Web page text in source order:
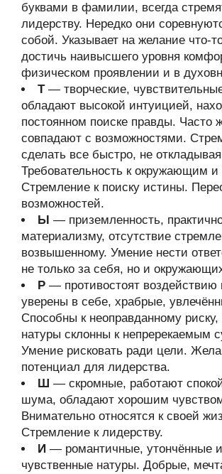
буквами в фамилии, всегда
лидерству. Нередко они
собой. Указывает на желание что-
достичь наивысшего уровня
физическом проявлении и в
Т— творческие,
обладают высокой интуицией,
постоянном поиске правды. Часто
совпадают с возможностями.
сделать все быстро, не
Требовательность к окружающим и
Стремление к поиску истины.
возможностей.
Ы — приземленность,
материализму, отсутствие
возвышенному. Умение нести
не только за себя, но и
Р — противостоят воздействию
уверены в себе, храбрые,
Способны к неоправданному
натуры склонны к непререкаемым
Умение рисковать ради цели.
потенциал для лидерства.
Ш — скромные, работают
шума, обладают хорошим
Внимательно относятся к своей
Стремление к лидерству.
И — романтичные, утончённые и
чувственные натуры. Добрые,